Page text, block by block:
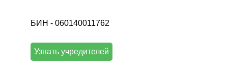
БИН - 060140011762
Узнать учредителей